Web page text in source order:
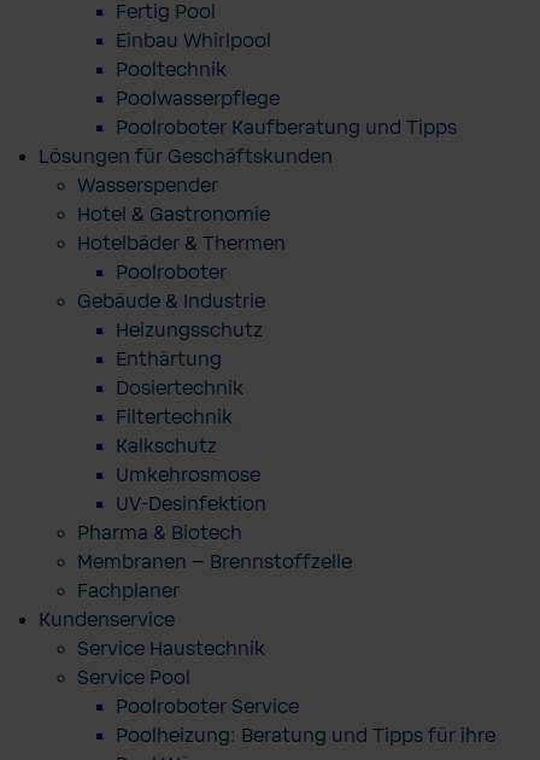
Fertig Pool
Einbau Whirlpool
Pooltechnik
Poolwasserpflege
Poolroboter Kaufberatung und Tipps
Lösungen für Geschäftskunden
Wasserspender
Hotel & Gastronomie
Hotelbäder & Thermen
Poolroboter
Gebäude & Industrie
Heizungsschutz
Enthärtung
Dosiertechnik
Filtertechnik
Kalkschutz
Umkehrosmose
UV-Desinfektion
Pharma & Biotech
Membranen – Brennstoffzelle
Fachplaner
Kundenservice
Service Haustechnik
Service Pool
Poolroboter Service
Poolheizung: Beratung und Tipps für ihre